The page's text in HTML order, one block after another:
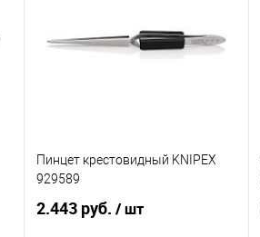
Пинцет крестовидный KNIPEX
929589
2.443 руб. / шт